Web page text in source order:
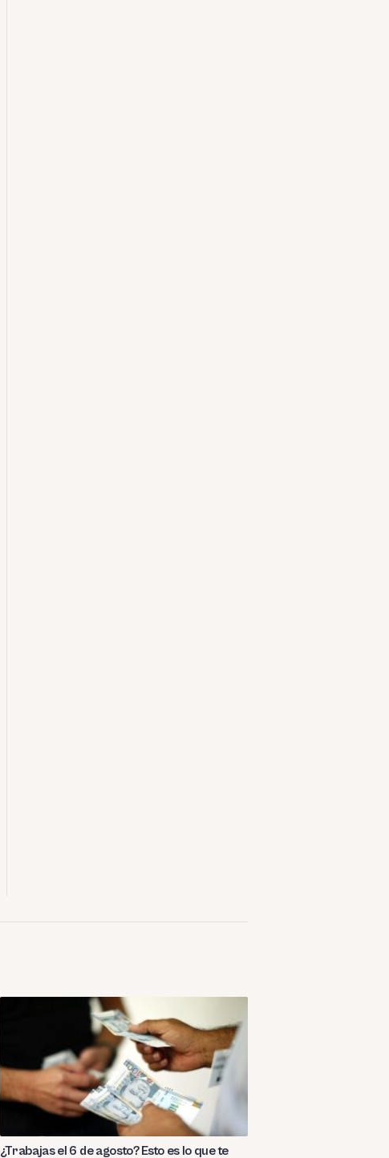
¿Trabajas el 6 de agosto? Esto es lo que te